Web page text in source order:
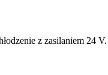
z zasilaniem 24